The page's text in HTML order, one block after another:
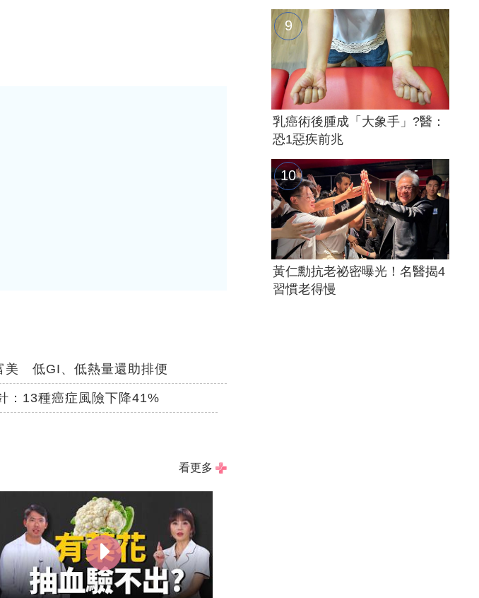
美 低GI、低熱量還助排便
：13種癌症風險下降41%
看更多
乳癌術後腫成「大象手」?醫：
恐1惡疾前兆
黃仁勳抗老祕密曝光！名醫揭4
習慣老得慢